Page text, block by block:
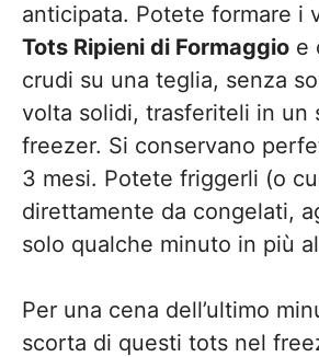
anticipata. Potete formare i
Tots Ripieni di Formaggio e
crudi su una teglia, senza
volta solidi, trasferiteli in un
freezer. Si conservano
3 mesi. Potete friggerli (o
direttamente da congelati,
solo qualche minuto in più
Per una cena dell’ultimo
scorta di questi tots nel